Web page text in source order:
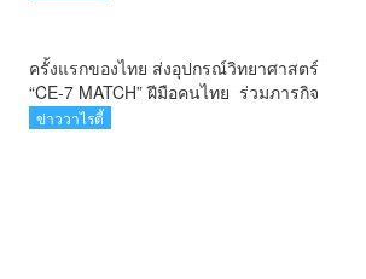
ครั้งแรกของไทย ส่งอุปกรณ์วิทยาศาสตร์
“CE-7 MATCH” ฝีมือคนไทย ร่วมภารกิจ
สำรวจดวงจันทร์ 24 สิงหาคมนี้
ข่าววาไรตี้